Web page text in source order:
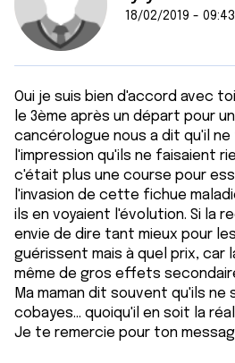
18/02/2019 - 09:43
Oui je suis bien d'accord avec
le 3ème après un départ pour
cancérologue nous a dit qu'il
l'impression qu'ils ne faisaient
c'était plus une course pour
l'invasion de cette fichue
ils en voyaient l'évolution. Si la
envie de dire tant mieux pour
guérissent mais à quel prix, car
même de gros effets
Ma maman dit souvent qu'ils ne
cobayes... quoiqu'il en soit la
Je te remercie pour ton